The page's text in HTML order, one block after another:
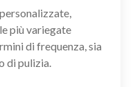
più variegate
di frequenza, sia
di pulizia.